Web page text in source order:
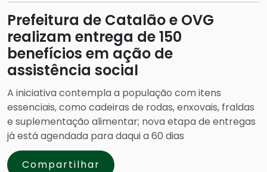
Prefeitura de Catalão e OVG
realizam entrega de 150
benefícios em ação de
assistência social
A iniciativa contempla a população com itens
essenciais, como cadeiras de rodas, enxovais, fraldas
e suplementação alimentar; nova etapa de entregas
já está agendada para daqui a 60 dias
Compartilhar